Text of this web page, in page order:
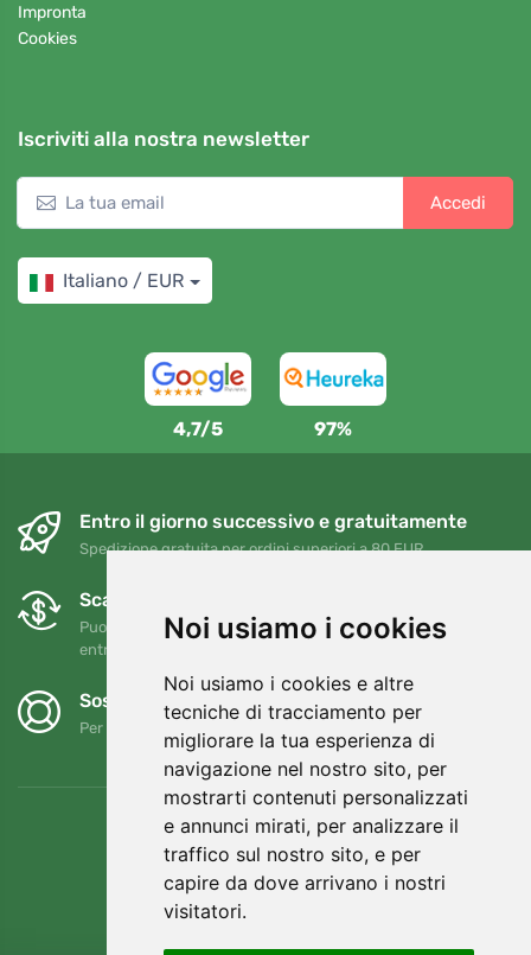
Noi usiamo i cookies
Noi usiamo i cookies e altre
tecniche di tracciamento per
migliorare la tua esperienza di
navigazione nel nostro sito, per
mostrarti contenuti personalizzati
e annunci mirati, per analizzare il
traffico sul nostro sito, e per
capire da dove arrivano i nostri
visitatori.
Impronta
Cookies
Iscriviti alla nostra newsletter
Accedi
Italiano / EUR
4,7/5 97%
Entro il giorno successivo e gratuitamente
Spedizione gratuita per ordini superiori a 80 EUR
Scambi e resi gratuiti
Puoi restituire o cambiare il tuo ordine in qualsiasi momento
entro 90 giorni
Sosteniamo Trees.org
Per ogni ordine piantiamo un albero! Leggi di più